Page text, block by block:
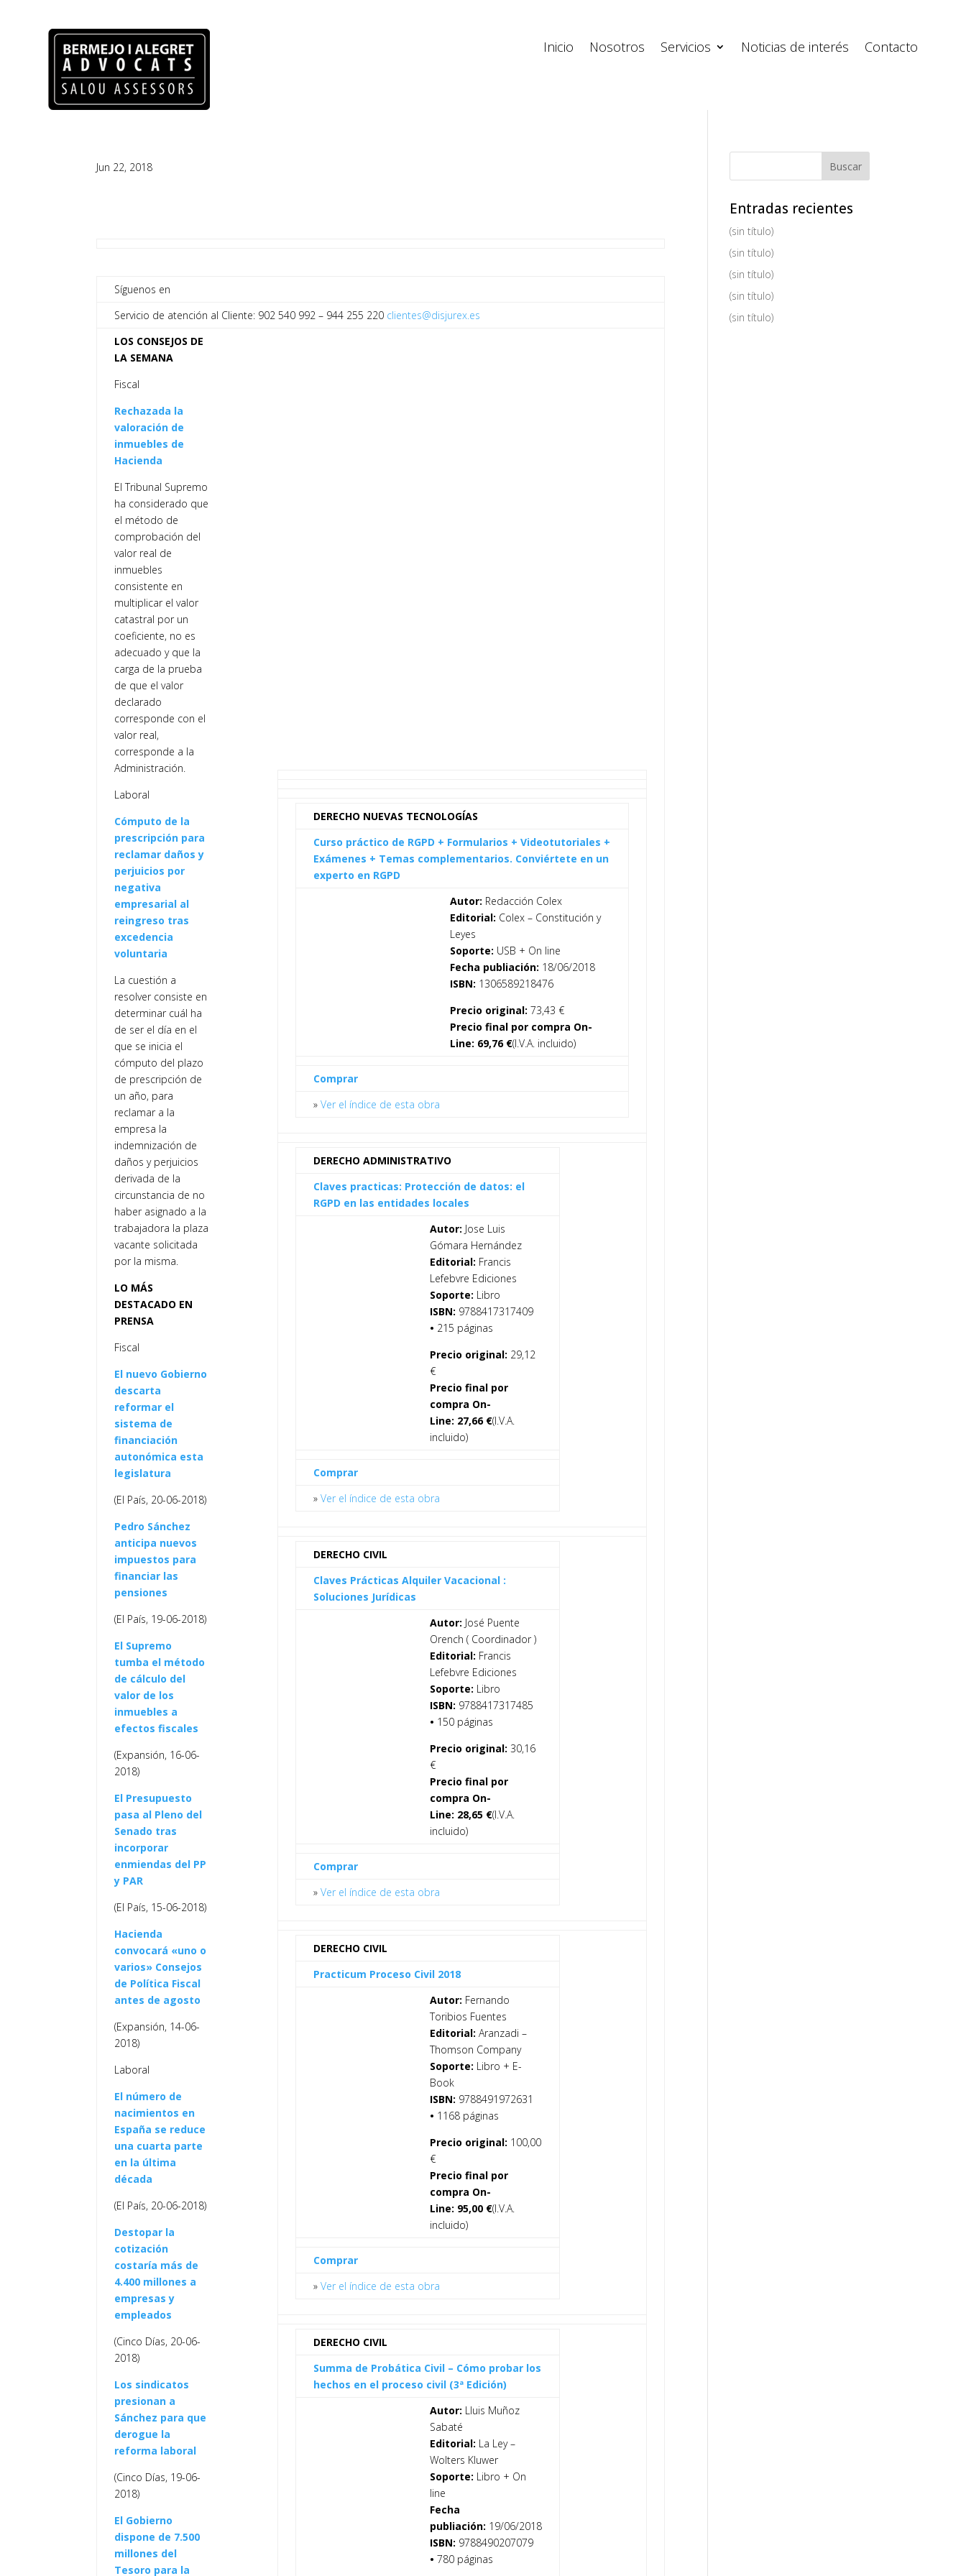
Inicio Nosotros Servicios Noticias de interés Contacto
Jun 22, 2018
Síguenos en
Servicio de atención al Cliente: 902 540 992 – 944 255 220 clientes@disjurex.es
LOS CONSEJOS DE
LA SEMANA
Fiscal
Rechazada la
valoración de
inmuebles de
Hacienda
El Tribunal Supremo
ha considerado que
el método de
comprobación del
valor real de
inmuebles
consistente en
multiplicar el valor
catastral por un
coeficiente, no es
adecuado y que la
carga de la prueba
de que el valor
declarado
corresponde con el
valor real,
corresponde a la
Administración.
Laboral
Cómputo de la
prescripción para
reclamar daños y
perjuicios por
negativa
empresarial al
reingreso tras
excedencia
voluntaria
La cuestión a
resolver consiste en
determinar cuál ha
de ser el día en el
que se inicia el
cómputo del plazo
de prescripción de
un año, para
reclamar a la
empresa la
indemnización de
daños y perjuicios
derivada de la
circunstancia de no
haber asignado a la
trabajadora la plaza
vacante solicitada
por la misma.
LO MÁS
DESTACADO EN
PRENSA
Fiscal
El nuevo Gobierno
descarta
reformar el
sistema de
financiación
autonómica esta
legislatura
(El País, 20-06-2018)
Pedro Sánchez
anticipa nuevos
impuestos para
financiar las
pensiones
(El País, 19-06-2018)
El Supremo
tumba el método
de cálculo del
valor de los
inmuebles a
efectos fiscales
(Expansión, 16-06-
2018)
El Presupuesto
pasa al Pleno del
Senado tras
incorporar
enmiendas del PP
y PAR
(El País, 15-06-2018)
Hacienda
convocará «uno o
varios» Consejos
de Política Fiscal
antes de agosto
(Expansión, 14-06-
2018)
Laboral
El número de
nacimientos en
España se reduce
una cuarta parte
en la última
década
(El País, 20-06-2018)
Destopar la
cotización
costaría más de
4.400 millones a
empresas y
empleados
(Cinco Días, 20-06-
2018)
Los sindicatos
presionan a
Sánchez para que
derogue la
reforma laboral
(Cinco Días, 19-06-
2018)
El Gobierno
dispone de 7.500
millones del
Tesoro para la
DERECHO NUEVAS TECNOLOGÍAS
Curso práctico de RGPD + Formularios + Videotutoriales +
Exámenes + Temas complementarios. Conviértete en un
experto en RGPD
Autor: Redacción Colex
Editorial: Colex – Constitución y
Leyes
Soporte: USB + On line
Fecha publiación: 18/06/2018
ISBN: 1306589218476
Precio original: 73,43 €
Precio final por compra On-
Line: 69,76€(I.V.A. incluido)
Comprar
»Ver el índice de esta obra
DERECHO ADMINISTRATIVO
Claves practicas: Protección de datos: el
RGPD en las entidades locales
Autor: Jose Luis
Gómara Hernández
Editorial: Francis
Lefebvre Ediciones
Soporte: Libro
ISBN: 9788417317409
• 215 páginas
Precio original: 29,12
€
Precio final por
compra On-
Line: 27,66 €(I.V.A.
incluido)
Comprar
»Ver el índice de esta obra
DERECHO CIVIL
Claves Prácticas Alquiler Vacacional :
Soluciones Jurídicas
Autor: José Puente
Orench ( Coordinador )
Editorial: Francis
Lefebvre Ediciones
Soporte: Libro
ISBN: 9788417317485
• 150 páginas
Precio original: 30,16
€
Precio final por
compra On-
Line: 28,65 €(I.V.A.
incluido)
Comprar
»Ver el índice de esta obra
DERECHO CIVIL
Practicum Proceso Civil 2018
Autor: Fernando
Toribios Fuentes
Editorial:Aranzadi –
Thomson Company
Soporte: Libro + E-
Book
ISBN: 9788491972631
• 1168 páginas
Precio original: 100,00
€
Precio final por
compra On-
Line: 95,00 €(I.V.A.
incluido)
Comprar
»Ver el índice de esta obra
DERECHO CIVIL
Summa de Probática Civil – Cómo probar los
hechos en el proceso civil (3ª Edición)
Autor: Lluis Muñoz
Sabaté
Editorial: La Ley –
Wolters Kluwer
Soporte: Libro + On
line
Fecha
publiación: 19/06/2018
ISBN: 9788490207079
• 780 páginas
Entradas recientes
(sin título)
(sin título)
(sin título)
(sin título)
(sin título)